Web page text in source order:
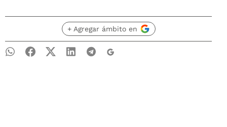
+ Agregar ámbito en